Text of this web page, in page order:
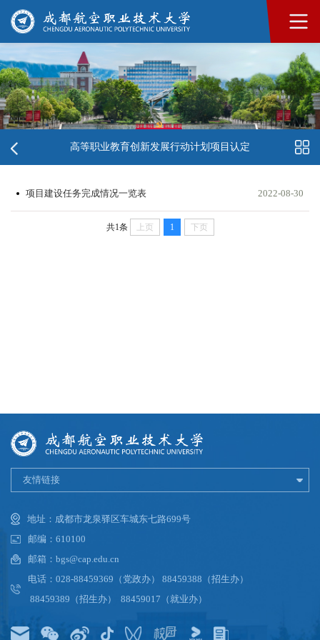
高等职业教育创新发展行动计划项目认定
项目建设任务完成情况一览表 2022-08-30
共1条 上页 1 下页
友情链接
地址：成都市龙泉驿区车城东七路699号
邮编：610100
邮箱：bgs@cap.edu.cn
电话：028-88459369（党政办） 88459388（招生办）
88459389（招生办） 88459017（就业办）